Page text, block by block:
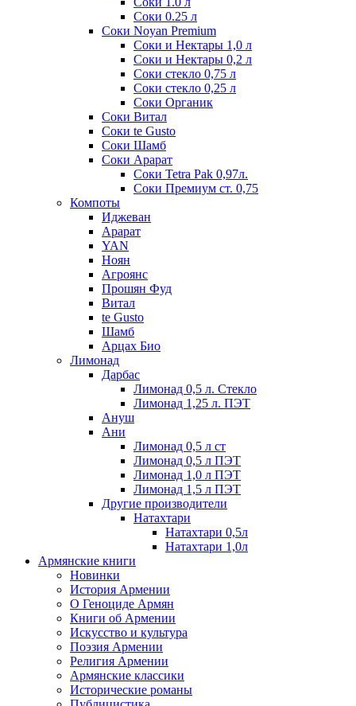
Соки 0.25 л
Соки Noyan Premium
Соки и Нектары 1,0 л
Соки и Нектары 0,2 л
Соки стекло 0,75 л
Соки стекло 0,25 л
Соки Органик
Соки Витал
Соки te Gusto
Соки Шамб
Соки Арарат
Соки Tetra Pak 0,97л.
Соки Премиум ст. 0,75
Компоты
Иджеван
Арарат
YAN
Ноян
Агроянс
Прошян Фуд
Витал
te Gusto
Шамб
Арцах Био
Лимонад
Дарбас
Лимонад 0,5 л. Стекло
Лимонад 1,25 л. ПЭТ
Ануш
Ани
Лимонад 0,5 л ст
Лимонад 0,5 л ПЭТ
Лимонад 1,0 л ПЭТ
Лимонад 1,5 л ПЭТ
Другие производители
Натахтари
Натахтари 0,5л
Натахтари 1,0л
Армянские книги
Новинки
История Армении
О Геноциде Армян
Книги об Армении
Иcкусство и культура
Поэзия Армении
Религия Армении
Армянские классики
Исторические романы